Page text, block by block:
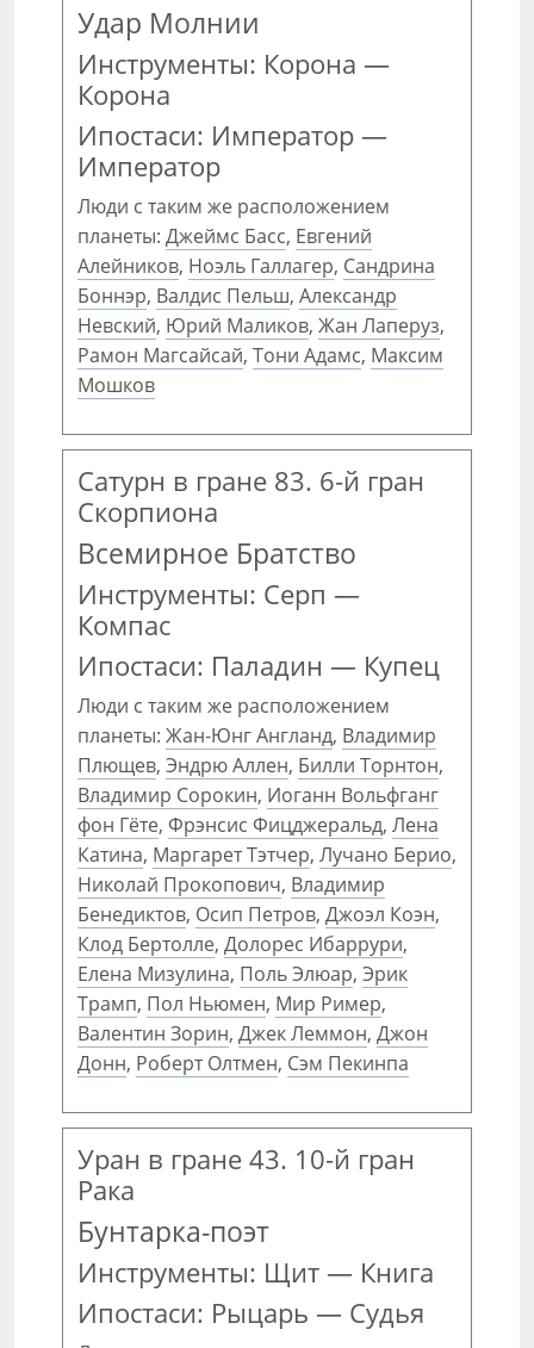
Удар Молнии
Инструменты: Корона —
Корона
Ипостаси: Император —
Император
Люди с таким же расположением
планеты: Джеймс Басс, Евгений
Алейников, Ноэль Галлагер, Сандрина
Боннэр, Валдис Пельш, Александр
Невский, Юрий Маликов, Жан Лаперуз,
Рамон Магсайсай, Тони Адамс, Максим
Мошков
Сатурн в гране 83. 6-й гран
Скорпиона
Всемирное Братство
Инструменты: Серп —
Компас
Ипостаси: Паладин — Купец
Люди с таким же расположением
планеты: Жан-Юнг Англанд, Владимир
Плющев, Эндрю Аллен, Билли Торнтон,
Владимир Сорокин, Иоганн Вольфганг
фон Гёте, Фрэнсис Фицджеральд, Лена
Катина, Маргарет Тэтчер, Лучано Берио,
Николай Прокопович, Владимир
Бенедиктов, Осип Петров, Джоэл Коэн,
Клод Бертолле, Долорес Ибаррури,
Елена Мизулина, Поль Элюар, Эрик
Трамп, Пол Ньюмен, Мир Ример,
Валентин Зорин, Джек Леммон, Джон
Донн, Роберт Олтмен, Сэм Пекинпа
Уран в гране 43. 10-й гран
Рака
Бунтарка-поэт
Инструменты: Щит — Книга
Ипостаси: Рыцарь — Судья